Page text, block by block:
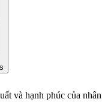
và hạnh phúc của